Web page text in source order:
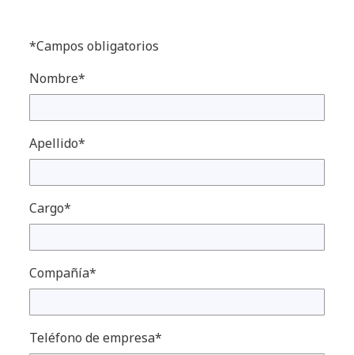
*Campos obligatorios
Nombre*
Apellido*
Cargo*
Compañía*
Teléfono de empresa*